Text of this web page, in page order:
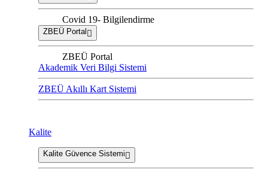
Covid 19- Bilgilendirme
ZBEÜ Portal
ZBEÜ Portal
Akademik Veri Bilgi Sistemi
ZBEÜ Akıllı Kart Sistemi
Kalite
Kalite Güvence Sistemi